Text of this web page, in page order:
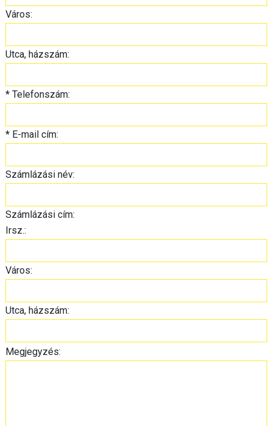
Város:
Utca, házszám:
*Telefonszám:
*E-mail cím:
Számlázási név:
Számlázási cím:
Irsz.:
Város:
Utca, házszám:
Megjegyzés: